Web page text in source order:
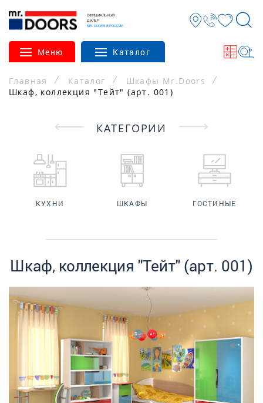
ОФИЦИАЛЬНЫЙ
ДИЛЕР
MR. DOORS В РОССИИ
Меню Каталог
Главная Каталог
Шкафы Mr.Doors
Шкаф, коллекция "Тейт" (арт. 001)
КАТЕГОРИИ
КУХНИ ШКАФЫ ГОСТИНЫЕ
Шкаф, коллекция "Тейт" (арт. 001)